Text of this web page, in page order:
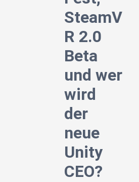
SteamV
R 2.0
Beta
und wer
wird
der
neue
Unity
CEO?